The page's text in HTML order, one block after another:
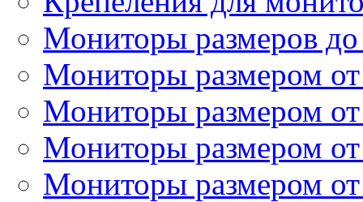
Мониторы размеров
Мониторы размером
Мониторы размером
Мониторы размером
Мониторы размером